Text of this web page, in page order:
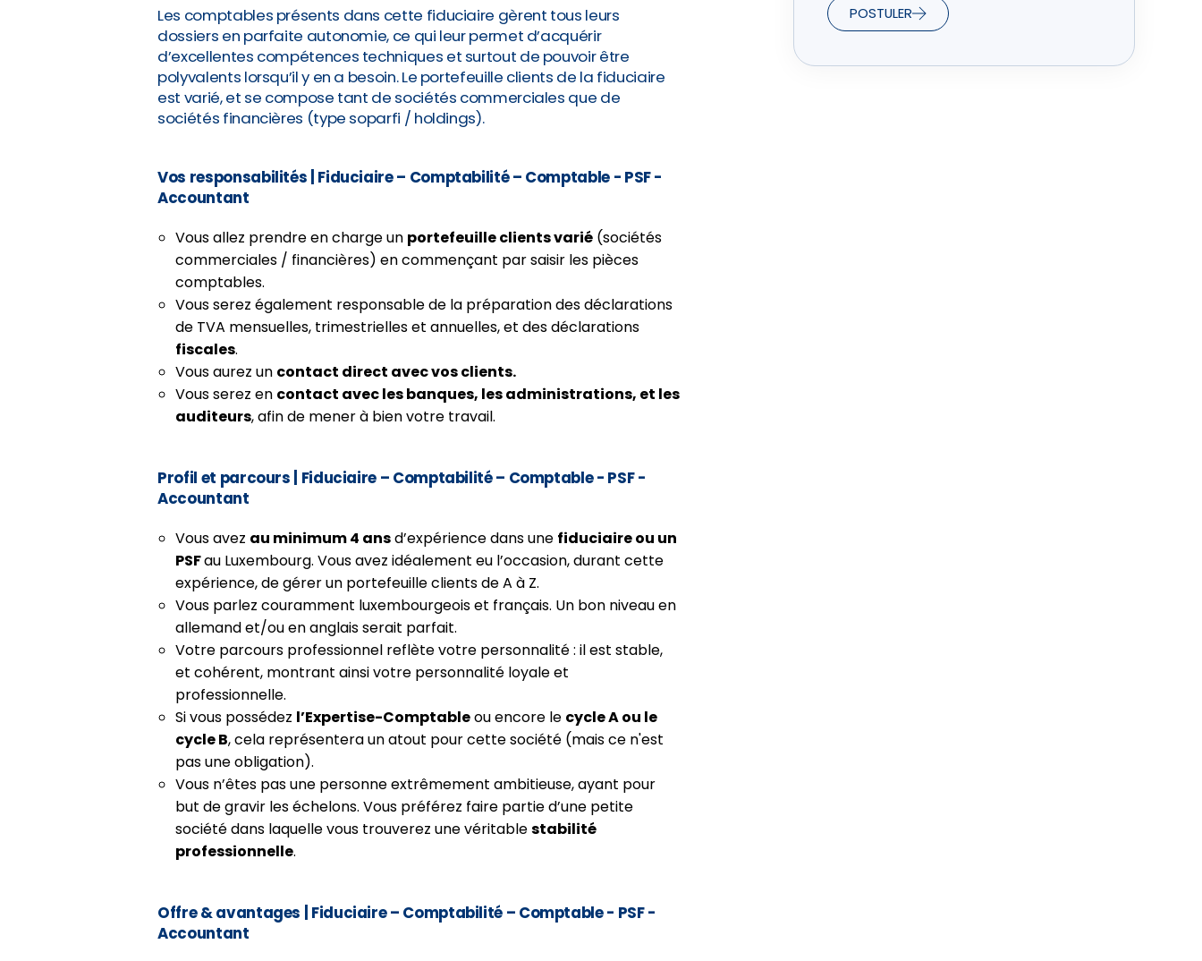
Les comptables présents dans cette fiduciaire gèrent tous leurs
dossiers en parfaite autonomie, ce qui leur permet d’acquérir
d’excellentes compétences techniques et surtout de pouvoir être
polyvalents lorsqu’il y en a besoin. Le portefeuille clients de la fiduciaire
est varié, et se compose tant de sociétés commerciales que de
sociétés financières (type soparfi / holdings).
Vos responsabilités | Fiduciaire – Comptabilité – Comptable - PSF -
Accountant
Vous allez prendre en charge un portefeuille clients varié (sociétés
commerciales / financières) en commençant par saisir les pièces
comptables.
Vous serez également responsable de la préparation des déclarations
de TVA mensuelles, trimestrielles et annuelles, et des déclarations
fiscales.
Vous aurez un contact direct avec vos clients.
Vous serez en contact avec les banques, les administrations, et les
auditeurs, afin de mener à bien votre travail.
Profil et parcours Fiduciaire – Comptabilité – Comptable - PSF -
Accountant
Vous avez au minimum 4 ansd’expérience dans une fiduciaire ou un
PSFau Luxembourg. Vous avez idéalement eu l’occasion, durant cette
expérience, de gérer un portefeuille clients de A à Z.
Vous parlez couramment luxembourgeois et français. Un bon niveau en
allemand et/ou en anglais serait parfait.
Votre parcours professionnel reflète votre personnalité : il est stable,
et cohérent, montrant ainsi votre personnalité loyale et
professionnelle.
Si vous possédez l’Expertise-Comptableou encore le cycle A ou le
cycle B, cela représentera un atout pour cette société (mais ce n'est
pas une obligation).
Vous n’êtes pas une personne extrêmement ambitieuse, ayant pour
but de gravir les échelons. Vous préférez faire partie d’une petite
société dans laquelle vous trouverez une véritablestabilité
professionnelle.
Offre & avantages Fiduciaire – Comptabilité – Comptable - PSF -
Accountant
POSTULER